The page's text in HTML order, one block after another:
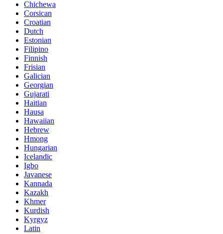
Chichewa
Corsican
Croatian
Dutch
Estonian
Filipino
Finnish
Frisian
Galician
Georgian
Gujarati
Haitian
Hausa
Hawaiian
Hebrew
Hmong
Hungarian
Icelandic
Igbo
Javanese
Kannada
Kazakh
Khmer
Kurdish
Kyrgyz
Latin